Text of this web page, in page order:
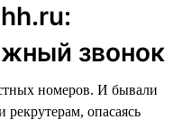
звонок
номеров. И бывали
рекрутерам, опасаясь